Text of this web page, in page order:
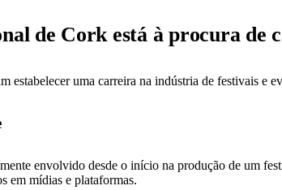
de Cork está à procura de
estabelecer uma carreira na indústria de festivais e
envolvido desde o início na produção de um
em mídias e plataformas.